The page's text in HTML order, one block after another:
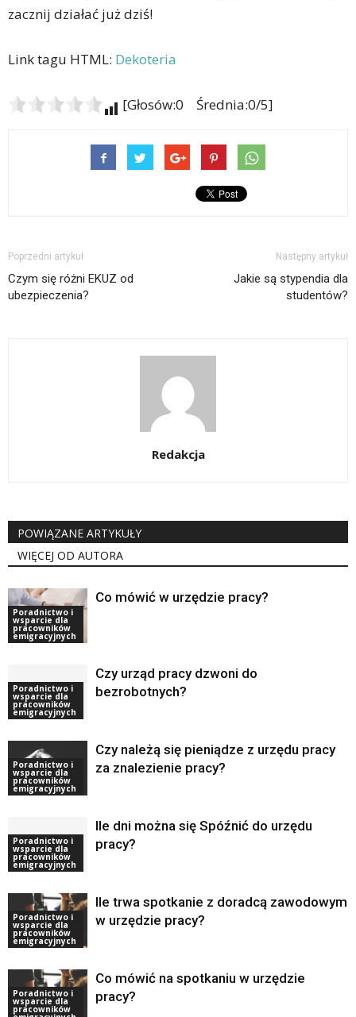
zacznij działać już dziś!
Link tagu HTML: Dekoteria
[Głosów:0 Średnia:0/5]
Poprzedni artykuł
Czym się różni EKUZ od
ubezpieczenia?
Następny artykuł
Jakie są stypendia dla
studentów?
Redakcja
POWIĄZANE ARTYKUŁY
WIĘCEJ OD AUTORA
Poradnictwo i
wsparcie dla
pracowników
emigracyjnych
Co mówić w urzędzie pracy?
Poradnictwo i
wsparcie dla
pracowników
emigracyjnych
Czy urząd pracy dzwoni do
bezrobotnych?
Poradnictwo i
wsparcie dla
pracowników
emigracyjnych
Czy należą się pieniądze z urzędu pracy
za znalezienie pracy?
Poradnictwo i
wsparcie dla
pracowników
emigracyjnych
Ile dni można się Spóźnić do urzędu
pracy?
Poradnictwo i
wsparcie dla
pracowników
emigracyjnych
Ile trwa spotkanie z doradcą zawodowym
w urzędzie pracy?
Poradnictwo i
wsparcie dla
pracowników
Co mówić na spotkaniu w urzędzie
pracy?